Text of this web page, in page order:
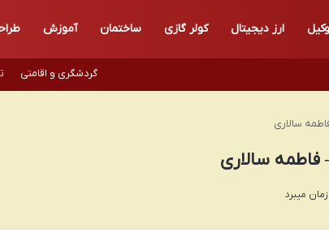
وکیل ارز دیجیتال کولر گازی ساختمان آموزش
گردشگری و اقامتی
سالاری
سالاری